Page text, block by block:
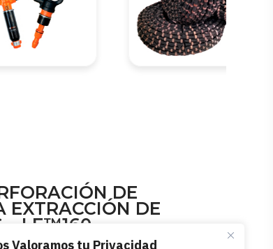
DE
EXTRACCIÓN DE
– LF™160